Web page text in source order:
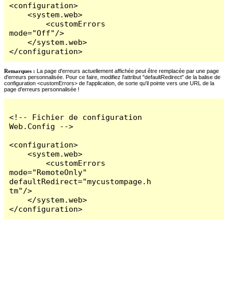
<configuration>
    <system.web>
        <customErrors
mode="Off"/>
    </system.web>
</configuration>
Remarques : La page d'erreurs actuellement affichée peut être remplacée par une page
d'erreurs personnalisée. Pour ce faire, modifiez l'attribut "defaultRedirect" de la balise de
configuration <customErrors> de l'application, de sorte qu'il pointe vers une URL de la
page d'erreurs personnalisée !
<!-- Fichier de configuration
Web.Config -->
<configuration>
    <system.web>
        <customErrors
mode="RemoteOnly"
defaultRedirect="mycustompage.h
tm"/>
    </system.web>
</configuration>